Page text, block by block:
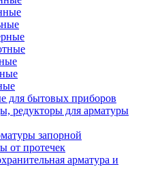
для бытовых приборов
редукторы для арматуры
запорной
от протечек
арматура и